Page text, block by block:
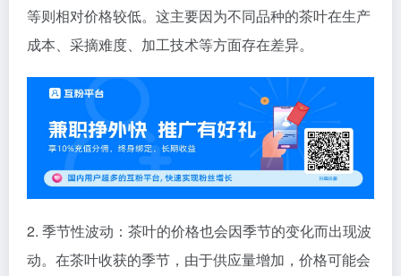
等则相对价格较低。这主要因为不同品种的茶叶在生产
成本、采摘难度、加工技术等方面存在差异。
2. 季节性波动：茶叶的价格也会因季节的变化而出现波
动。在茶叶收获的季节，由于供应量增加，价格可能会